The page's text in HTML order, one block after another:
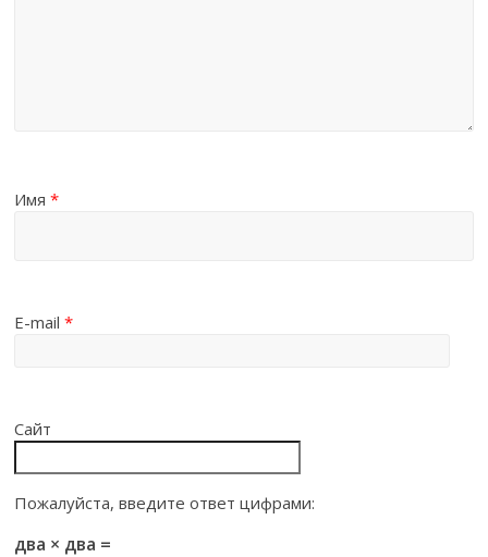
Имя*
E-mail*
Сайт
Пожалуйста, введите ответ цифрами:
два × два =